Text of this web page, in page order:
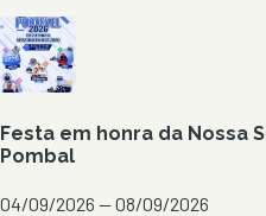
Festa em honra da Nossa
Pombal
04/09/2026 — 08/09/2026